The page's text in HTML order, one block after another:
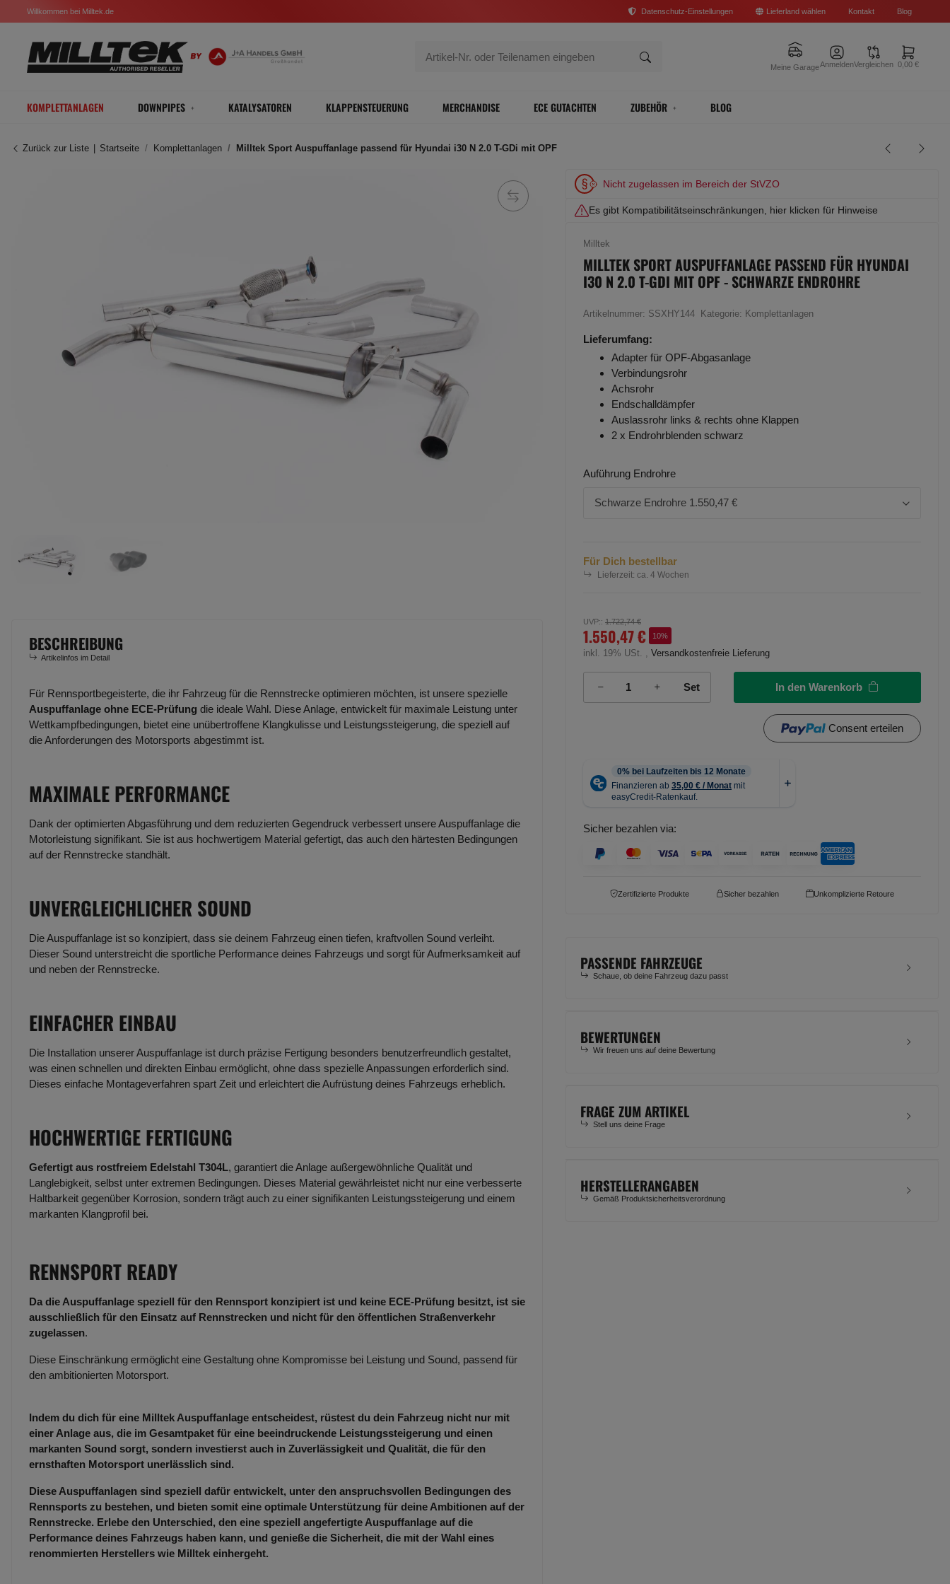
Willkommen bei Milltek.de Datenschutz-Einstellungen Lieferland wählen Kontakt Blog
Meine GarageAnmeldenVergleichen 0,00 €
KOMPLETTANLAGEN DOWNPIPES KATALYSATOREN KLAPPENSTEUERUNG MERCHANDISE ECE GUTACHTEN ZUBEHÖR BLOG
Zurück zur Liste Startseite Komplettanlagen Milltek Sport Auspuffanlage passend für Hyundai i30 N 2.0 T-GDi mit OPF
Nicht zugelassen im Bereich der StVZO
Es gibt Kompatibilitätseinschränkungen, hier klicken für Hinweise
Milltek
MILLTEK SPORT AUSPUFFANLAGE PASSEND FÜR HYUNDAI
I30 N 2.0 T-GDI MIT OPF - SCHWARZE ENDROHRE
Artikelnummer: SSXHY144 Kategorie: Komplettanlagen
Lieferumfang:
Adapter für OPF-Abgasanlage
Verbindungsrohr
Achsrohr
Endschalldämpfer
Auslassrohr links & rechts ohne Klappen
2 x Endrohrblenden schwarz
Auführung Endrohre
Schwarze Endrohre 1.550,47 €
Für Dich bestellbar
Lieferzeit: ca. 4 Wochen
UVP:: 1.722,74 €
1.550,47 € 10%
inkl. 19% USt. , Versandkostenfreie Lieferung
Set In den Warenkorb
Consent erteilen
Sicher bezahlen via:
Zertifizierte Produkte Sicher bezahlen Unkomplizierte Retoure
PASSENDE FAHRZEUGE
Schaue, ob deine Fahrzeug dazu passt
BEWERTUNGEN
Wir freuen uns auf deine Bewertung
FRAGE ZUM ARTIKEL
Stell uns deine Frage
HERSTELLERANGABEN
Gemäß Produktsicherheitsverordnung
BESCHREIBUNG
Artikelinfos im Detail
Für Rennsportbegeisterte, die ihr Fahrzeug für die Rennstrecke optimieren möchten, ist unsere spezielle
Auspuffanlage ohne ECE-Prüfung die ideale Wahl. Diese Anlage, entwickelt für maximale Leistung unter
Wettkampfbedingungen, bietet eine unübertroffene Klangkulisse und Leistungssteigerung, die speziell auf
die Anforderungen des Motorsports abgestimmt ist.
MAXIMALE PERFORMANCE
Dank der optimierten Abgasführung und dem reduzierten Gegendruck verbessert unsere Auspuffanlage die
Motorleistung signifikant. Sie ist aus hochwertigem Material gefertigt, das auch den härtesten Bedingungen
auf der Rennstrecke standhält.
UNVERGLEICHLICHER SOUND
Die Auspuffanlage ist so konzipiert, dass sie deinem Fahrzeug einen tiefen, kraftvollen Sound verleiht.
Dieser Sound unterstreicht die sportliche Performance deines Fahrzeugs und sorgt für Aufmerksamkeit auf
und neben der Rennstrecke.
EINFACHER EINBAU
Die Installation unserer Auspuffanlage ist durch präzise Fertigung besonders benutzerfreundlich gestaltet,
was einen schnellen und direkten Einbau ermöglicht, ohne dass spezielle Anpassungen erforderlich sind.
Dieses einfache Montageverfahren spart Zeit und erleichtert die Aufrüstung deines Fahrzeugs erheblich.
HOCHWERTIGE FERTIGUNG
Gefertigt aus rostfreiem Edelstahl T304L, garantiert die Anlage außergewöhnliche Qualität und
Langlebigkeit, selbst unter extremen Bedingungen. Dieses Material gewährleistet nicht nur eine verbesserte
Haltbarkeit gegenüber Korrosion, sondern trägt auch zu einer signifikanten Leistungssteigerung und einem
markanten Klangprofil bei.
RENNSPORT READY
Da die Auspuffanlage speziell für den Rennsport konzipiert ist und keine ECE-Prüfung besitzt, ist sie
ausschließlich für den Einsatz auf Rennstrecken und nicht für den öffentlichen Straßenverkehr
zugelassen.
Diese Einschränkung ermöglicht eine Gestaltung ohne Kompromisse bei Leistung und Sound, passend für
den ambitionierten Motorsport.
Indem du dich für eine Milltek Auspuffanlage entscheidest, rüstest du dein Fahrzeug nicht nur mit
einer Anlage aus, die im Gesamtpaket für eine beeindruckende Leistungssteigerung und einen
markanten Sound sorgt, sondern investierst auch in Zuverlässigkeit und Qualität, die für den
ernsthaften Motorsport unerlässlich sind.
Diese Auspuffanlagen sind speziell dafür entwickelt, unter den anspruchsvollen Bedingungen des
Rennsports zu bestehen, und bieten somit eine optimale Unterstützung für deine Ambitionen auf der
Rennstrecke. Erlebe den Unterschied, den eine speziell angefertigte Auspuffanlage auf die
Performance deines Fahrzeugs haben kann, und genieße die Sicherheit, die mit der Wahl eines
renommierten Herstellers wie Milltek einhergeht.